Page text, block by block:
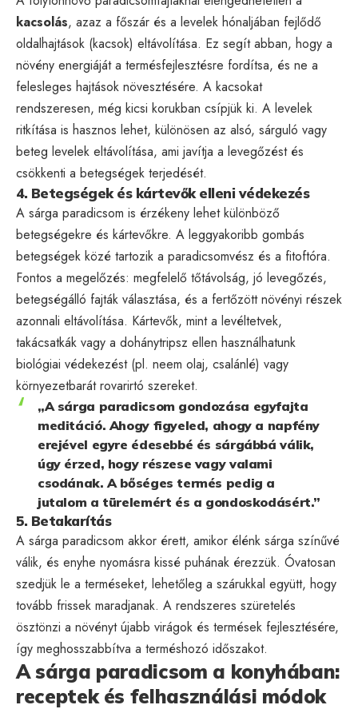
kacsolás, azaz a főszár és a levelek hónaljában fejlődő
oldalhajtások (kacsok) eltávolítása. Ez segít abban, hogy a
növény energiáját a termésfejlesztésre fordítsa, és ne a
felesleges hajtások növesztésére. A kacsokat
rendszeresen, még kicsi korukban csípjük ki. A levelek
ritkítása is hasznos lehet, különösen az alsó, sárguló vagy
beteg levelek eltávolítása, ami javítja a levegőzést és
csökkenti a betegségek terjedését.
4. Betegségek és kártevők elleni védekezés
A sárga paradicsom is érzékeny lehet különböző
betegségekre és kártevőkre. A leggyakoribb gombás
betegségek közé tartozik a paradicsomvész és a fitoftóra.
Fontos a megelőzés: megfelelő tőtávolság, jó levegőzés,
betegségálló fajták választása, és a fertőzött növényi részek
azonnali eltávolítása. Kártevők, mint a levéltetvek,
takácsatkák vagy a dohánytripsz ellen használhatunk
biológiai védekezést (pl. neem olaj, csalánlé) vagy
környezetbarát rovarirtó szereket.
„A sárga paradicsom gondozása egyfajta
meditáció. Ahogy figyeled, ahogy a napfény
erejével egyre édesebbé és sárgábbá válik,
úgy érzed, hogy részese vagy valami
csodának. A bőséges termés pedig a
jutalom a türelemért és a gondoskodásért.”
5. Betakarítás
A sárga paradicsom akkor érett, amikor élénk sárga színűvé
válik, és enyhe nyomásra kissé puhának érezzük. Óvatosan
szedjük le a terméseket, lehetőleg a szárukkal együtt, hogy
tovább frissek maradjanak. A rendszeres szüretelés
ösztönzi a növényt újabb virágok és termések fejlesztésére,
így meghosszabbítva a terméshozó időszakot.
A sárga paradicsom a konyhában:
receptek és felhasználási módok